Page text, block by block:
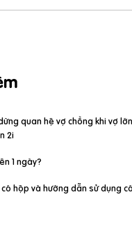
quan hệ vợ chồng khi vợ
2i
1 ngày?
có hộp và hướng dẫn sử dụng